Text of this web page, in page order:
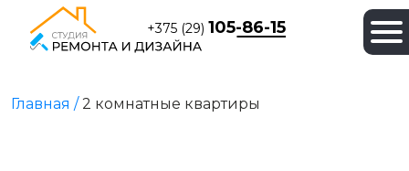
+375 (29)105-86-15
Главная /2 комнатные квартиры